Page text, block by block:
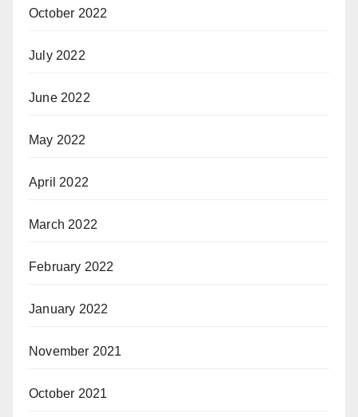
October 2022
July 2022
June 2022
May 2022
April 2022
March 2022
February 2022
January 2022
November 2021
October 2021